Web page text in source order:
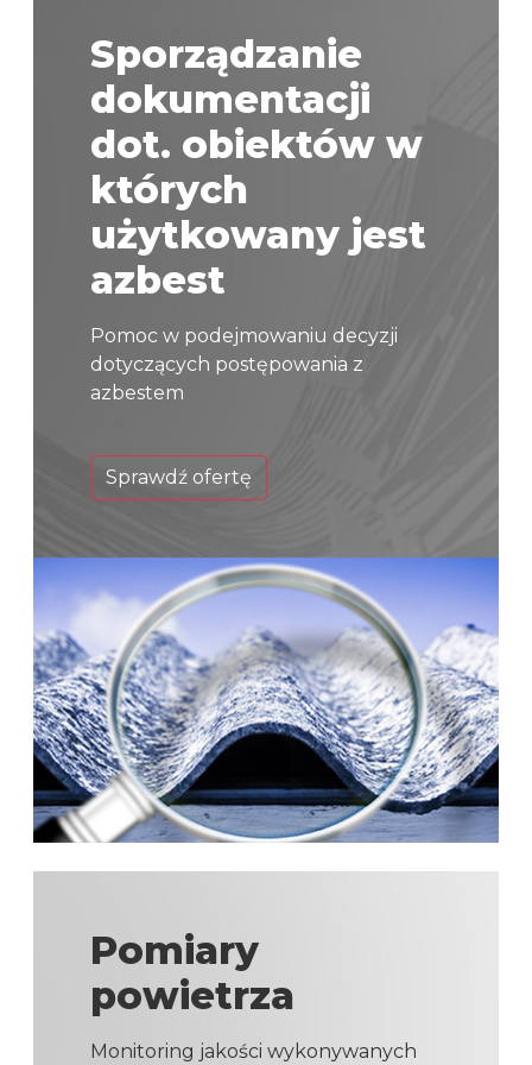
Sporządzanie
dokumentacji
dot. obiektów w
których
użytkowany jest
azbest
Pomoc w podejmowaniu decyzji
dotyczących postępowania z
azbestem
Sprawdź ofertę
Pomiary
powietrza
Monitoring jakości wykonywanych